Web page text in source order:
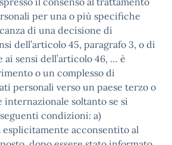
per una o più specifiche
di una decisione di
dell’articolo 45, paragrafo 3, o di
ai sensi dell’articolo 46, … è
o un complesso di
personali verso un paese terzo o
internazionale soltanto se si
condizioni: a)
esplicitamente acconsentito al